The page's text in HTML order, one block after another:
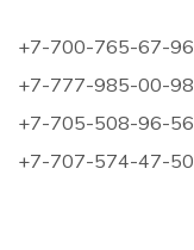
+7-700-765-67-96
+7-777-985-00-98
+7-705-508-96-56
+7-707-574-47-50